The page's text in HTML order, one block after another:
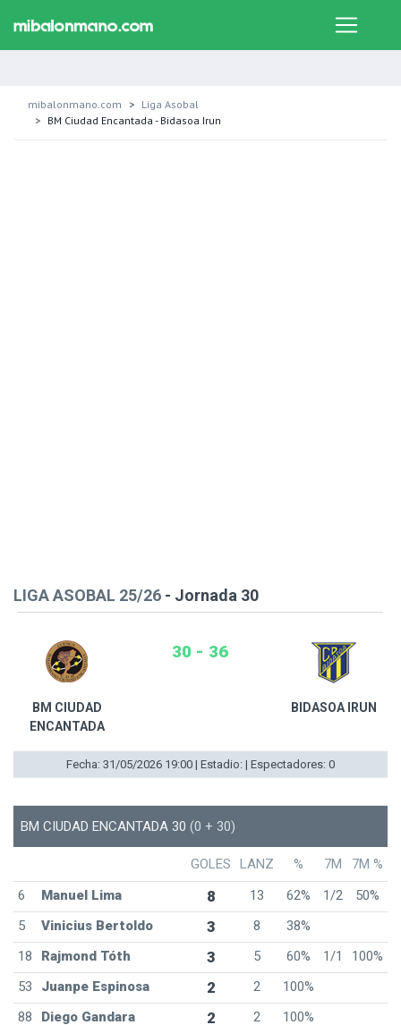
mibalonmano.com
Liga Asobal
BM Ciudad Encantada - Bidasoa Irun
LIGA ASOBAL 25/26 - Jornada 30
BM CIUDAD
ENCANTADA
30 - 36
BIDASOA IRUN
Fecha: 31/05/2026 19:00 | Estadio: | Espectadores: 0
BM CIUDAD ENCANTADA 30 (0 + 30)
GOLES LANZ % 7M
7M %
6
Manuel Lima 8 13 62% 1/2
50%
5
Vinicius Bertoldo 3 8
38%
18
Rajmond Tóth 3 5 60% 1/1
100%
53
Juanpe Espinosa 2 2
100%
88
Diego Gandara 2 2
100%